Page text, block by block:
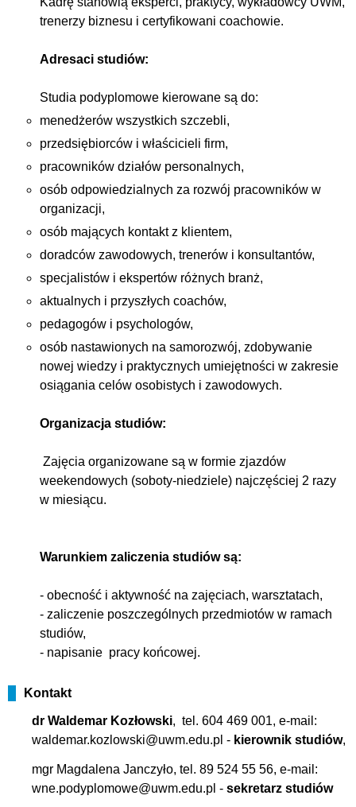
trenerzy biznesu i certyfikowani coachowie.
Adresaci studiów:
Studia podyplomowe kierowane są do:
menedżerów wszystkich szczebli,
przedsiębiorców i właścicieli firm,
pracowników działów personalnych,
osób odpowiedzialnych za rozwój pracowników w
organizacji,
osób mających kontakt z klientem,
doradców zawodowych, trenerów i konsultantów,
specjalistów i ekspertów różnych branż,
aktualnych i przyszłych coachów,
pedagogów i psychologów,
osób nastawionych na samorozwój, zdobywanie
nowej wiedzy i praktycznych umiejętności w zakresie
osiągania celów osobistych i zawodowych.
Organizacja studiów:
Zajęcia organizowane są w formie zjazdów
weekendowych (soboty-niedziele) najczęściej 2 razy
w miesiącu.
Warunkiem zaliczenia studiów są:
- obecność i aktywność na zajęciach, warsztatach,
- zaliczenie poszczególnych przedmiotów w ramach
studiów,
- napisanie pracy końcowej.
Kontakt
dr Waldemar Kozłowski, tel. 604 469 001, e-mail:
waldemar.kozlowski@uwm.edu.pl - kierownik studiów,
mgr Magdalena Janczyło, tel. 89 524 55 56, e-mail:
wne.podyplomowe@uwm.edu.pl - sekretarz studiów